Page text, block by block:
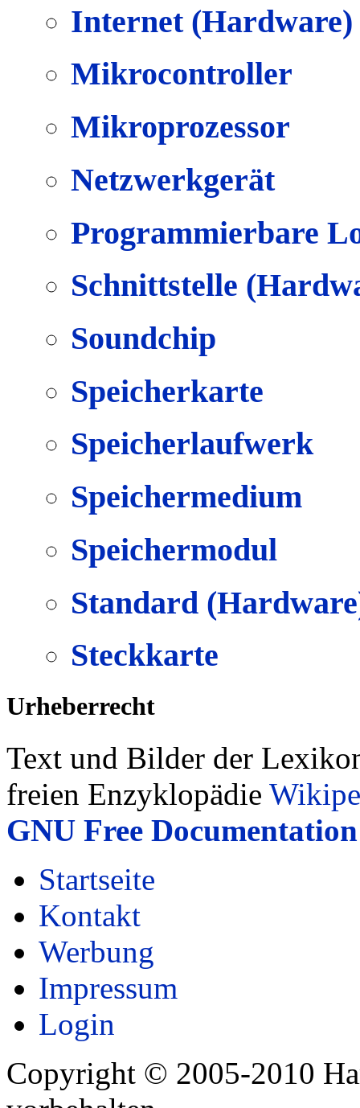
Internet (Hardware)
Mikrocontroller
Mikroprozessor
Netzwerkgerät
Programmierbare
Schnittstelle
Soundchip
Speicherkarte
Speicherlaufwerk
Speichermedium
Speichermodul
Standard
Steckkarte
Urheberrecht
Text und Bilder der
freien Enzyklopädie
GNU Free
Startseite
Kontakt
Werbung
Impressum
Login
Copyright © 2005-2010